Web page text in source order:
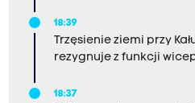
18:39
Trzęsienie ziemi przy
rezygnuje z funkcji
18:37